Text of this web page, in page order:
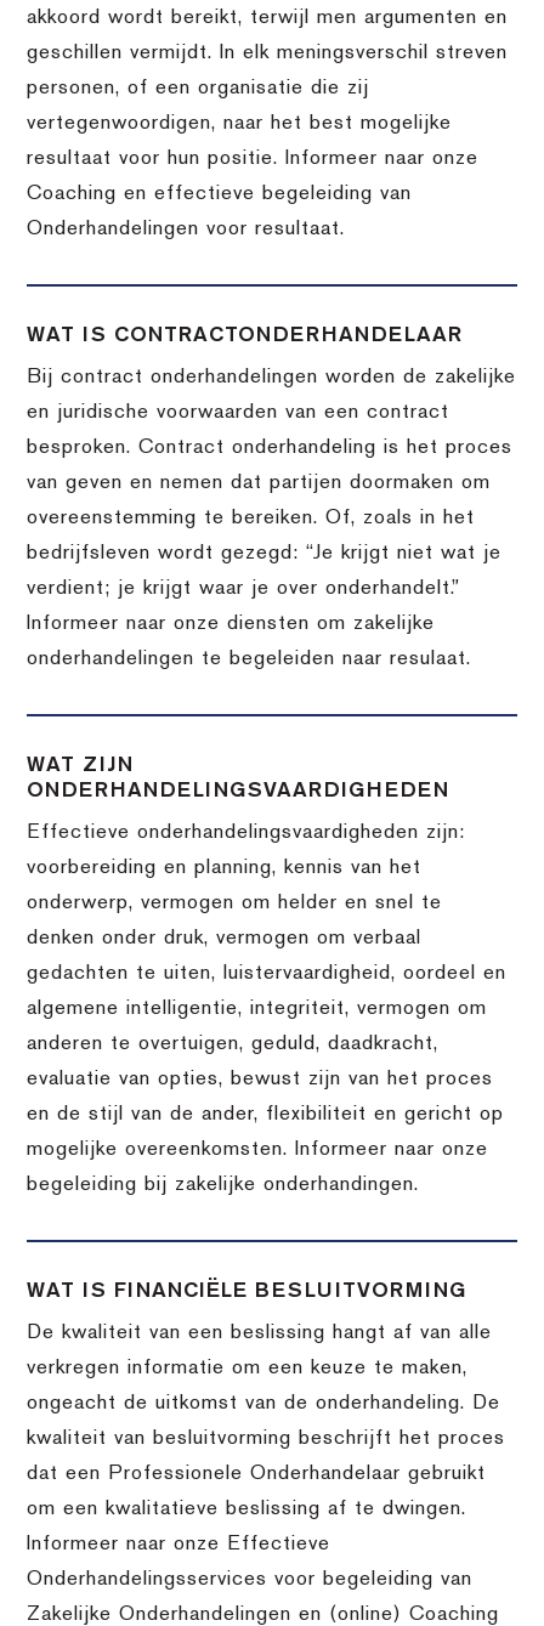
akkoord wordt bereikt, terwijl men argumenten en
geschillen vermijdt. In elk meningsverschil streven
personen, of een organisatie die zij
vertegenwoordigen, naar het best mogelijke
resultaat voor hun positie. Informeer naar onze
Coaching en effectieve begeleiding van
Onderhandelingen voor resultaat.
WAT IS CONTRACTONDERHANDELAAR
Bij contract onderhandelingen worden de zakelijke
en juridische voorwaarden van een contract
besproken. Contract onderhandeling is het proces
van geven en nemen dat partijen doormaken om
overeenstemming te bereiken. Of, zoals in het
bedrijfsleven wordt gezegd: “Je krijgt niet wat je
verdient; je krijgt waar je over onderhandelt.”
Informeer naar onze diensten om zakelijke
onderhandelingen te begeleiden naar resulaat.
WAT ZIJN
ONDERHANDELINGSVAARDIGHEDEN
Effectieve onderhandelingsvaardigheden zijn:
voorbereiding en planning, kennis van het
onderwerp, vermogen om helder en snel te
denken onder druk, vermogen om verbaal
gedachten te uiten, luistervaardigheid, oordeel en
algemene intelligentie, integriteit, vermogen om
anderen te overtuigen, geduld, daadkracht,
evaluatie van opties, bewust zijn van het proces
en de stijl van de ander, flexibiliteit en gericht op
mogelijke overeenkomsten. Informeer naar onze
begeleiding bij zakelijke onderhandingen.
WAT IS FINANCIËLE BESLUITVORMING
De kwaliteit van een beslissing hangt af van alle
verkregen informatie om een keuze te maken,
ongeacht de uitkomst van de onderhandeling. De
kwaliteit van besluitvorming beschrijft het proces
dat een Professionele Onderhandelaar gebruikt
om een kwalitatieve beslissing af te dwingen.
Informeer naar onze Effectieve
Onderhandelingsservices voor begeleiding van
Zakelijke Onderhandelingen en (online) Coaching